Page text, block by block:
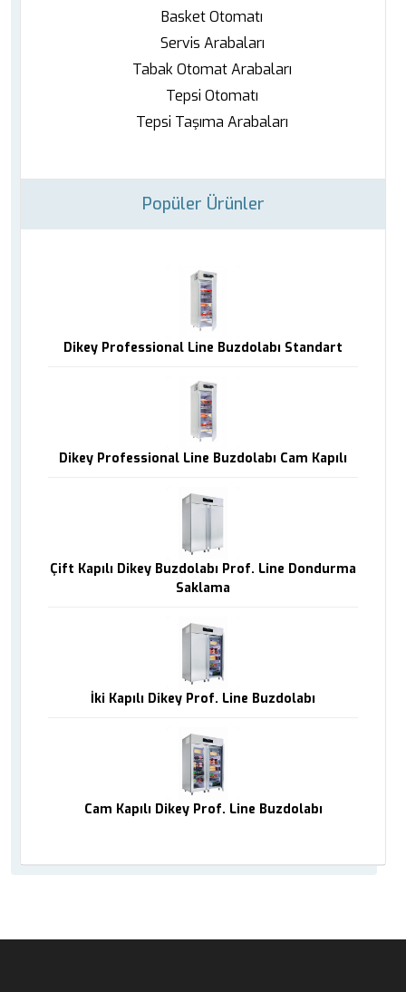
Basket Otomatı
Servis Arabaları
Tabak Otomat Arabaları
Tepsi Otomatı
Tepsi Taşıma Arabaları
Popüler Ürünler
Dikey Professional Line Buzdolabı Standart
Dikey Professional Line Buzdolabı Cam Kapılı
Çift Kapılı Dikey Buzdolabı Prof. Line Dondurma
Saklama
İki Kapılı Dikey Prof. Line Buzdolabı
Cam Kapılı Dikey Prof. Line Buzdolabı